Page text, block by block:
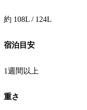
約 108L / 124L
宿泊目安
1週間以上
重さ